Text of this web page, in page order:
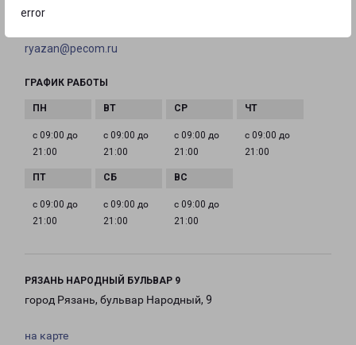
error
ryazan@pecom.ru
ГРАФИК РАБОТЫ
с 09:00 до
21:00
с 09:00 до
21:00
с 09:00 до
21:00
с 09:00 до
21:00
с 09:00 до
21:00
с 09:00 до
21:00
с 09:00 до
21:00
РЯЗАНЬ НАРОДНЫЙ БУЛЬВАР 9
город Рязань, бульвар Народный, 9
на карте